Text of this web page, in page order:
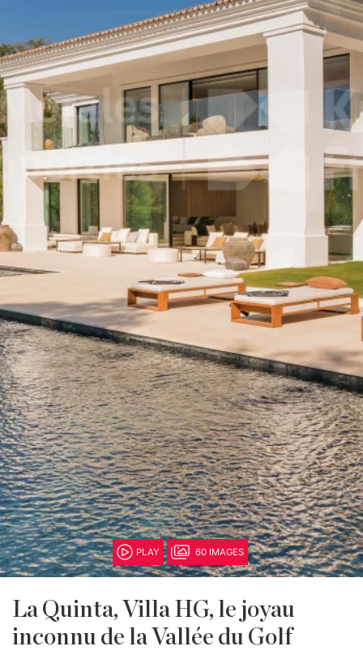
PLAY 60 IMAGES
La Quinta, Villa HG, le joyau
inconnu de la Vallée du Golf